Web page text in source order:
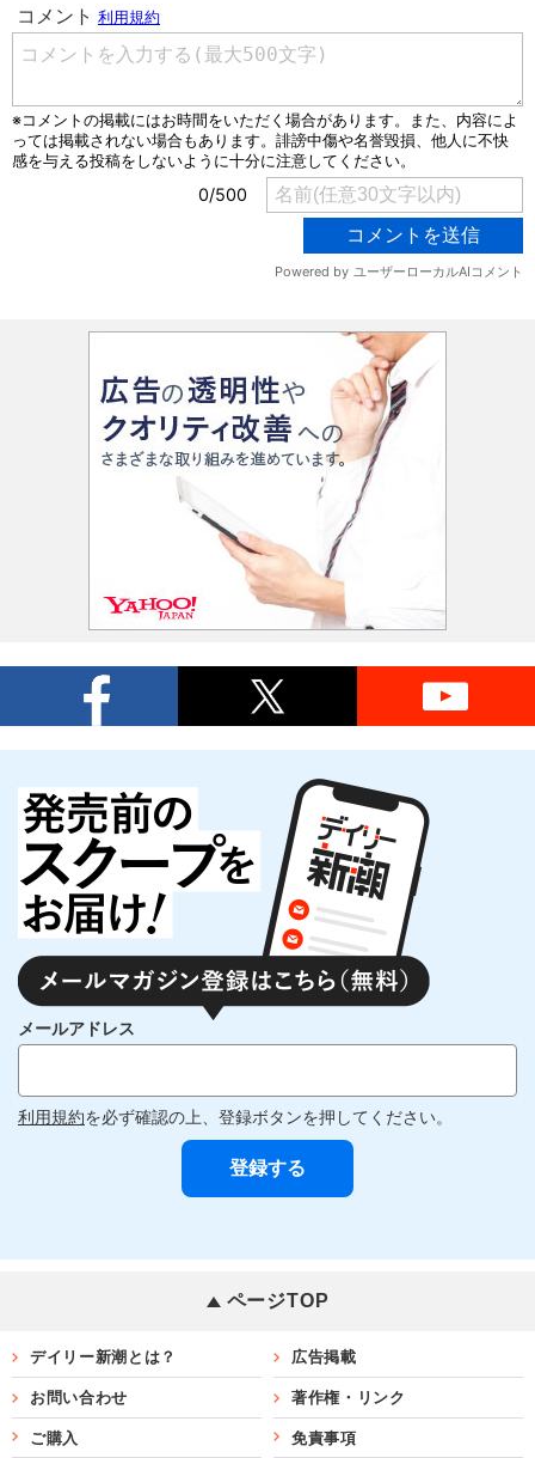
メールアドレス
利用規約を必ず確認の上、登録ボタンを押してください。
ページTOP
デイリー新潮とは？ 広告掲載
お問い合わせ 著作権・リンク
ご購入 免責事項